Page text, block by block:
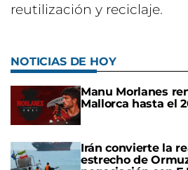
reutilización y reciclaje.
NOTICIAS DE HOY
Manu Morlanes
Mallorca hasta el
Irán convierte la
estrecho de